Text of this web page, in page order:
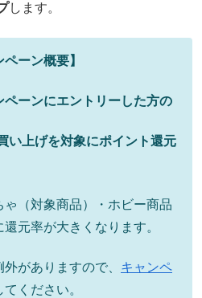
します。
ーン概要】
ーンにエントリーした方の
い上げを対象にポイント還元
（対象商品）・ホビー商品
元率が大きくなります。
がありますので、 キャンペ
ください。